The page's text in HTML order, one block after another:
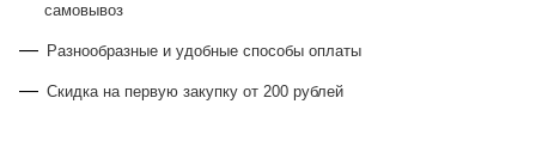
самовывоз
Разнообразные и удобные способы оплаты
Скидка на первую закупку от 200 рублей